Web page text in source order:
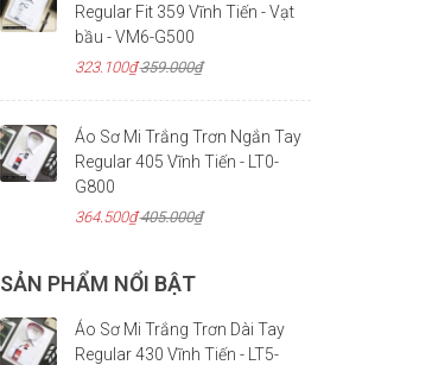
Regular Fit 359 Vĩnh Tiến - Vạt
bầu - VM6-G500
323.100₫359.000₫
Áo Sơ Mi Trắng Trơn Ngắn Tay
Regular 405 Vĩnh Tiến - LT0-
G800
364.500₫405.000₫
SẢN PHẨM NỔI BẬT
Áo Sơ Mi Trắng Trơn Dài Tay
Regular 430 Vĩnh Tiến - LT5-